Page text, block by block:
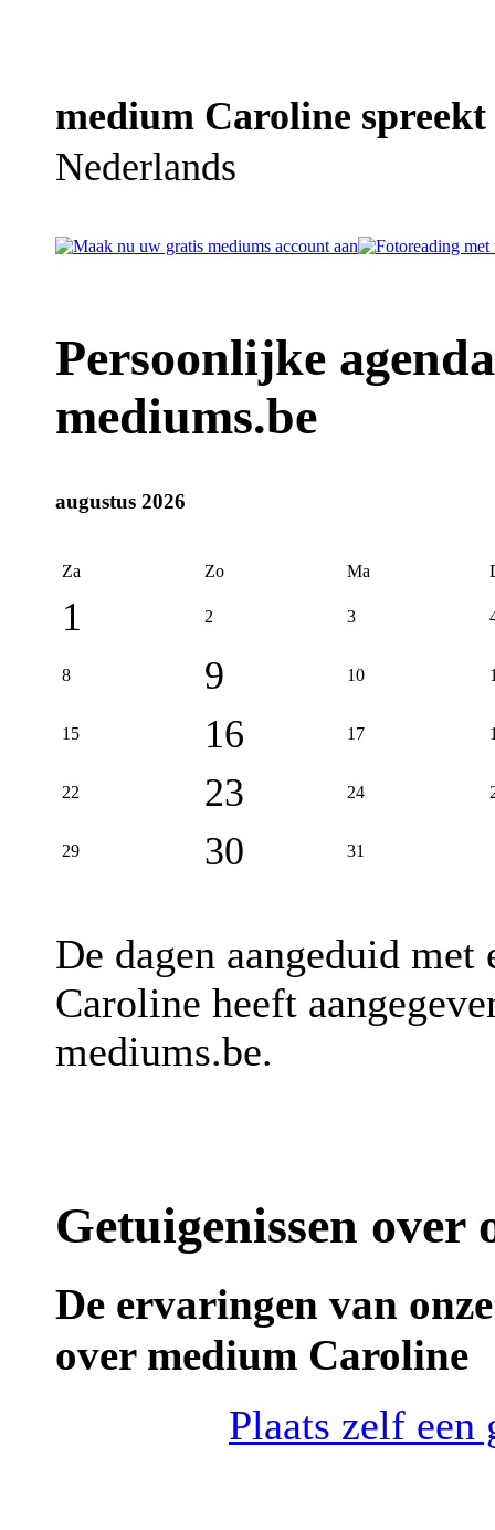
medium Caroline
Nederlands
Persoonlijke
mediums.be
augustus 2026
Za Zo Ma
1 2 3
8 9 10
15 16 17
22 23 24
29 30 31
De dagen aangeduid met
Caroline heeft
mediums.be.
Getuigenissen over
De ervaringen van
over medium Caroline
Plaats zelf